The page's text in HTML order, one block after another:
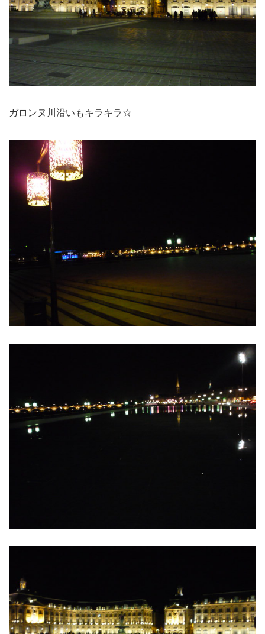
ガロンヌ川沿いもキラキラ☆